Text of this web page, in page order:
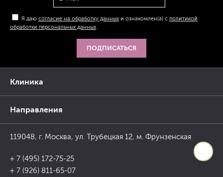
Клиника
Направления
119048, г. Москва, ул. Трубецкая 12, м. Фрунзенская
+ 7 (495) 172-75-25
+ 7 (926) 811-65-07
Я даю согласие на обработку данных и ознакомлен(а) с политикой
обработки персональных данных
ПОДПИСАТЬСЯ